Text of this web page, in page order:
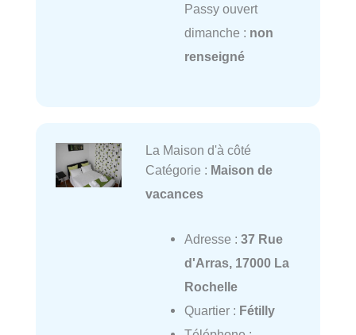
Passy ouvert
dimanche : non
renseigné
La Maison d'à côté
Catégorie : Maison de
vacances
Adresse : 37 Rue
d'Arras, 17000 La
Rochelle
Quartier : Fétilly